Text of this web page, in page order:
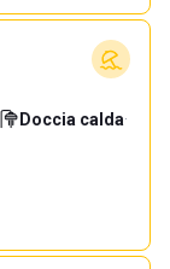
Doccia calda·